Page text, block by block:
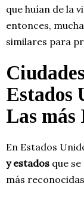
que huían de la
entonces,
similares para
Estados
Las más
En Estados
y estados que
más